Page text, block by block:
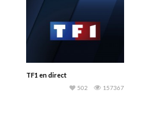
TF1 en direct
157367
502